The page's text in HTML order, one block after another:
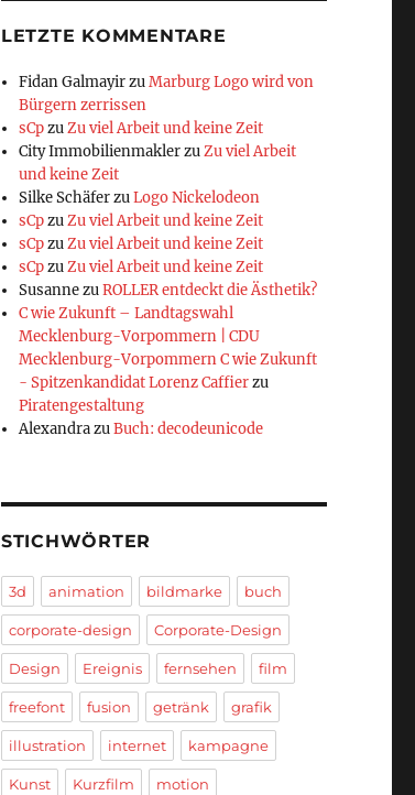
LETZTE KOMMENTARE
Fidan GalmayirzuMarburg Logo wird von
Bürgern zerrissen
sCpzuZu viel Arbeit und keine Zeit
City ImmobilienmaklerzuZu viel Arbeit
und keine Zeit
Silke SchäferzuLogo Nickelodeon
sCpzuZu viel Arbeit und keine Zeit
sCpzuZu viel Arbeit und keine Zeit
sCpzuZu viel Arbeit und keine Zeit
SusannezuROLLER entdeckt die Ästhetik?
C wie Zukunft – Landtagswahl
Mecklenburg-Vorpommern | CDU
Mecklenburg-Vorpommern C wie Zukunft
- Spitzenkandidat Lorenz Caffierzu
Piratengestaltung
AlexandrazuBuch: decodeunicode
STICHWÖRTER
3d animation bildmarke buch
corporate-design Corporate-Design
Design Ereignis fernsehen film
freefont fusion getränk grafik
illustration internet kampagne
Kunst Kurzfilm motion